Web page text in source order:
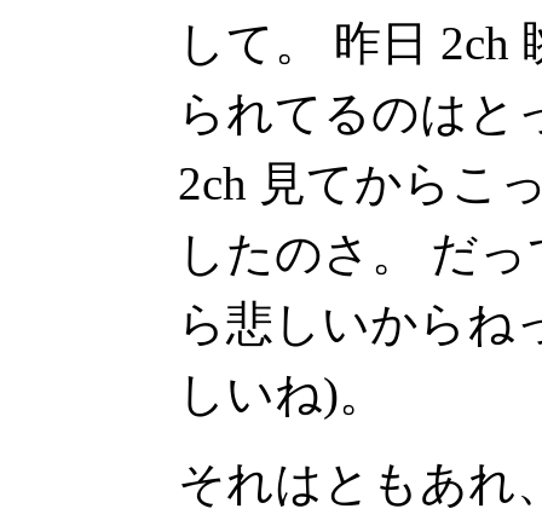
して。 昨日 2ch
られてるのはと
2ch 見てからこ
したのさ。 だ
ら悲しいからね
しいね)。
それはともあれ